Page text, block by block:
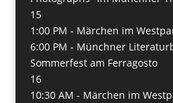
15
1:00 PM - Märchen im
6:00 PM - Münchner
Sommerfest am Ferragosto
16
10:30 AM - Märchen im